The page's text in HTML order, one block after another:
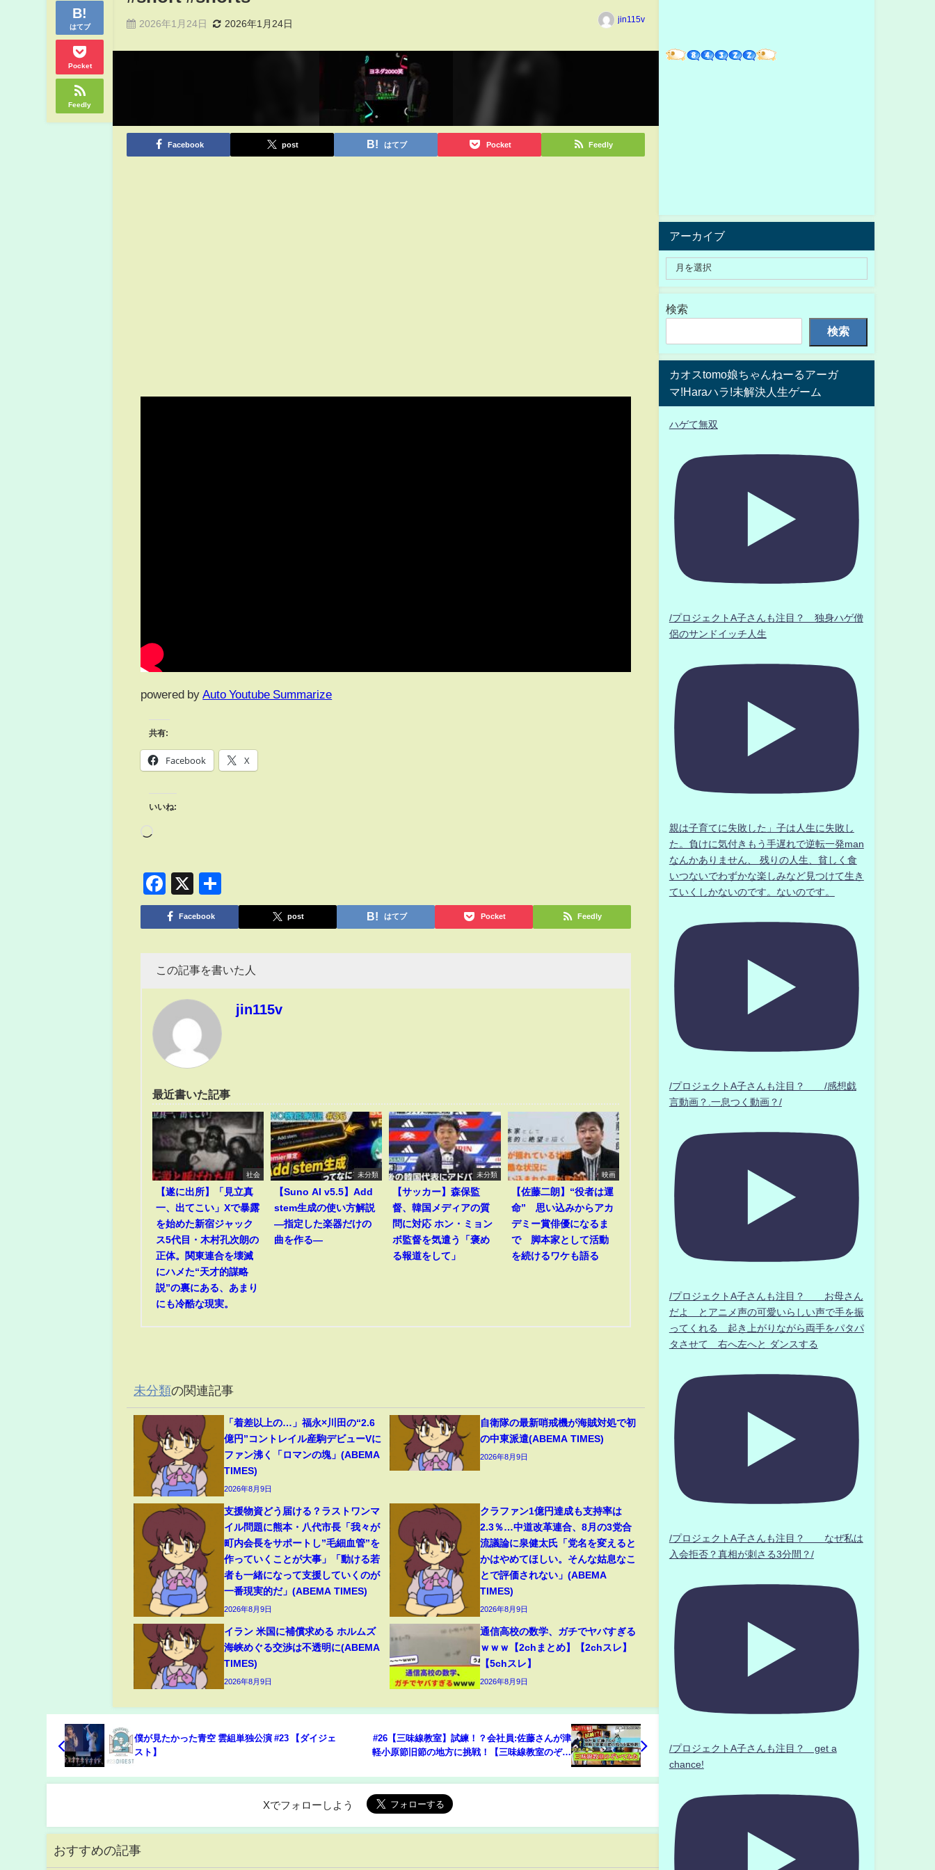
はてブ
Pocket
Feedly
2026年1月24日 2026年1月24日 jin115v
Facebook post はてブ Pocket Feedly
powered by Auto Youtube Summarize
共有:
Facebook X
いいね:
Facebook
X
有
Facebook post はてブ Pocket Feedly
この記事を書いた人
jin115v
最近書いた記事
社会
【遂に出所】「見立真
一、出てこい」Xで暴露
を始めた新宿ジャック
ス5代目・木村孔次朗の
正体。関東連合を壊滅
にハメた“天才的謀略
説”の裏にある、あまり
にも冷酷な現実。
未分類
【Suno AI v5.5】Add
stem生成の使い方解説
―指定した楽器だけの
曲を作る―
未分類
【サッカー】森保監
督、韓国メディアの質
問に対応 ホン・ミョン
ボ監督を気遣う「褒め
る報道をして」
映画
【佐藤二朗】“役者は運
命” 思い込みからアカ
デミー賞俳優になるま
で 脚本家として活動
を続けるワケも語る
未分類の関連記事
「着差以上の…」福永×川田の“2.6
億円”コントレイル産駒デビューVに
ファン沸く「ロマンの塊」(ABEMA
TIMES)
2026年8月9日
自衛隊の最新哨戒機が海賊対処で初
の中東派遣(ABEMA TIMES)
2026年8月9日
支援物資どう届ける？ラストワンマ
イル問題に熊本・八代市長「我々が
町内会長をサポートし”毛細血管”を
作っていくことが大事」「動ける若
者も一緒になって支援していくのが
一番現実的だ」(ABEMA TIMES)
2026年8月9日
クラファン1億円達成も支持率は
2.3％…中道改革連合、8月の3党合
流議論に泉健太氏「党名を変えると
かはやめてほしい。そんな姑息なこ
とで評価されない」(ABEMA
TIMES)
2026年8月9日
イラン 米国に補償求める ホルムズ
海峡めぐる交渉は不透明に(ABEMA
TIMES)
2026年8月9日
通信高校の数学、ガチでヤバすぎる
ｗｗｗ【2chまとめ】【2chスレ】
【5chスレ】
2026年8月9日
僕が見たかった青空 雲組単独公演 #23 【ダイジェ
スト】
#26【三味線教室】試練！？会社員:佐藤さんが津
軽小原節旧節の地方に挑戦！【三味線教室のぞい
Xでフォローしよう
おすすめの記事
アーカイブ
検索
検索
カオスtomo娘ちゃんねーるアーガ
マ!Haraハラ!未解決人生ゲーム
ハゲて無双
/プロジェクトA子さんも注目？ 独身ハゲ僧
侶のサンドイッチ人生
親は子育てに失敗した」子は人生に失敗し
た。負けに気付きもう手遅れで逆転一発man
なんかありません、 残りの人生、貧しく食
いつないでわずかな楽しみなど見つけて生き
ていくしかないのです。ないのです。
/プロジェクトA子さんも注目？ /感想戯
言動画？.一息つく動画？/
/プロジェクトA子さんも注目？ お母さん
だよ とアニメ声の可愛いらしい声で手を振
ってくれる 起き上がりながら両手をパタパ
タさせて 右へ左へと ダンスする
/プロジェクトA子さんも注目？ なぜ私は
入会拒否？真相が刺さる3分間？/
/プロジェクトA子さんも注目？ get a
chance!